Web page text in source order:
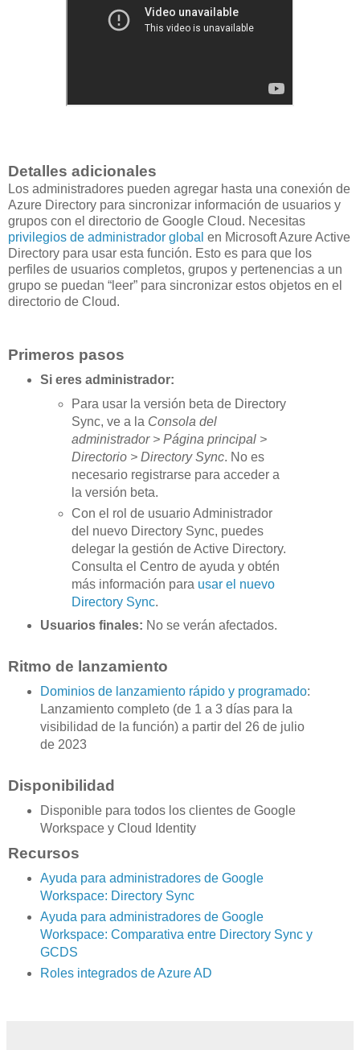
Detalles adicionales
Los administradores pueden agregar hasta una conexión de
Azure Directory para sincronizar información de usuarios y
grupos con el directorio de Google Cloud. Necesitas
privilegios de administrador global en Microsoft Azure Active
Directory para usar esta función. Esto es para que los
perfiles de usuarios completos, grupos y pertenencias a un
grupo se puedan “leer” para sincronizar estos objetos en el
directorio de Cloud.
Primeros pasos
Si eres administrador:
Para usar la versión beta de Directory
Sync, ve a la Consola del
administrador > Página principal >
Directorio > Directory Sync. No es
necesario registrarse para acceder a
la versión beta.
Con el rol de usuario Administrador
del nuevo Directory Sync, puedes
delegar la gestión de Active Directory.
Consulta el Centro de ayuda y obtén
más información para usar el nuevo
Directory Sync.
Usuarios finales: No se verán afectados.
Ritmo de lanzamiento
Dominios de lanzamiento rápido y programado:
Lanzamiento completo (de 1 a 3 días para la
visibilidad de la función) a partir del 26 de julio
de 2023
Disponibilidad
Disponible para todos los clientes de Google
Workspace y Cloud Identity
Recursos
Ayuda para administradores de Google
Workspace: Directory Sync
Ayuda para administradores de Google
Workspace: Comparativa entre Directory Sync y
GCDS
Roles integrados de Azure AD